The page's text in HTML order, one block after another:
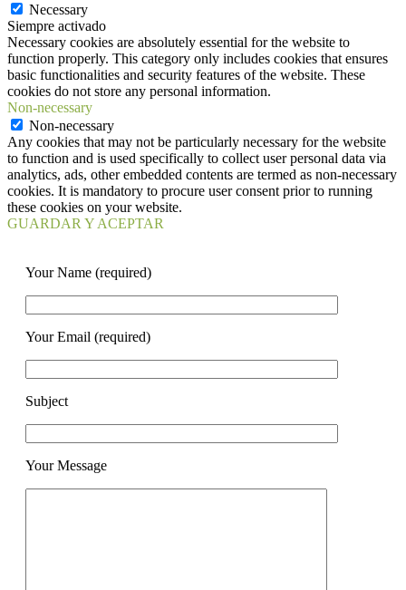
Necessary
Siempre activado
Necessary cookies are absolutely essential for the website to
function properly. This category only includes cookies that ensures
basic functionalities and security features of the website. These
cookies do not store any personal information.
Non-necessary
Non-necessary
Any cookies that may not be particularly necessary for the website
to function and is used specifically to collect user personal data via
analytics, ads, other embedded contents are termed as non-necessary
cookies. It is mandatory to procure user consent prior to running
these cookies on your website.
GUARDAR Y ACEPTAR
Your Name (required)
Your Email (required)
Subject
Your Message